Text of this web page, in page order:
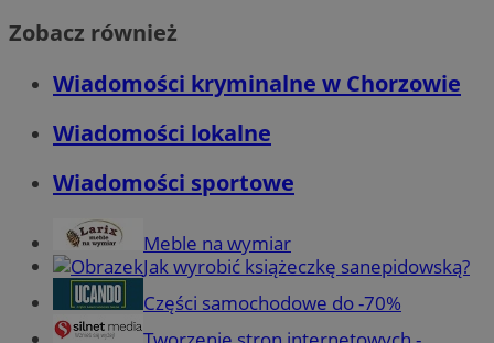
Zobacz również
Wiadomości kryminalne w Chorzowie
Wiadomości lokalne
Wiadomości sportowe
Meble na wymiar
Jak wyrobić książeczkę sanepidowską?
Części samochodowe do -70%